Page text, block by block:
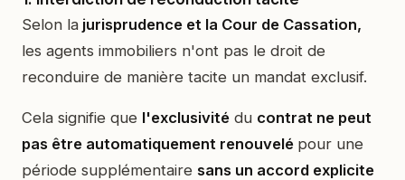
Selon la jurisprudence et la Cour de Cassation,
les agents immobiliers n'ont pas le droit de
reconduire de manière tacite un mandat exclusif.
Cela signifie que l'exclusivité du contrat ne peut
pas être automatiquement renouvelé pour une
période supplémentaire sans un accord explicite